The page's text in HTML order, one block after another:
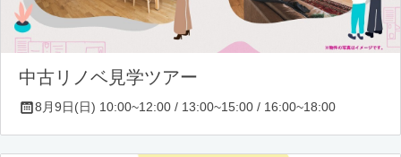
中古リノベ見学ツアー
8月9日(日) 10:00~12:00 / 13:00~15:00 / 16:00~18:00